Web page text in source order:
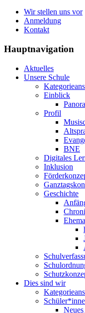
Wir stellen uns vor
Anmeldung
Kontakt
Hauptnavigation
Aktuelles
Unsere Schule
Einblick
Profil
BNE
Digitales
Inklusion
Geschichte
Dies sind wir